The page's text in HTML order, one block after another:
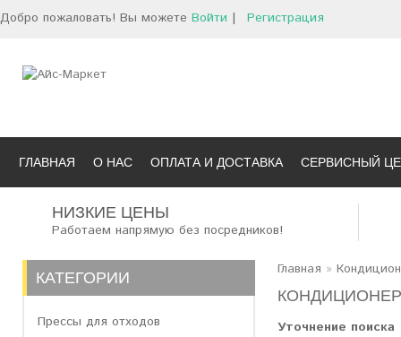
Добро пожаловать! Вы можете Войти | Регистрация
ГЛАВНАЯ О НАС ОПЛАТА И ДОСТАВКА СЕРВИСНЫЙ
НИЗКИЕ ЦЕНЫ
Работаем напрямую без посредников!
КАТЕГОРИИ
Прессы для отходов
Главная »
Уточнение поиска